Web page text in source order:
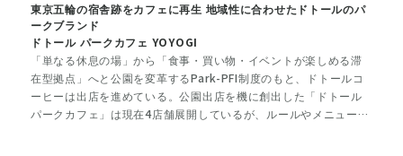
東京五輪の宿舎跡をカフェに再生 地域性に合わせたドトールのパ
ークブランド
ドトール パークカフェ YOYOGI
「単なる休息の場」から「食事・買い物・イベントが楽しめる滞
在型拠点」へと公園を変革するPark-PFI制度のもと、ドトールコ
ーヒーは出店を進めている。公園出店を機に創出した「ドトール
パークカフェ」は現在4店舗展開しているが、ルールやメニューは